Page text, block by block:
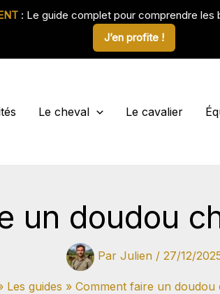
Le cheval Le cavalier
un doudou
Par Julien / 27/12/
Les guides Comment faire un
: Le guide complet pour comprendre
J’en profite !